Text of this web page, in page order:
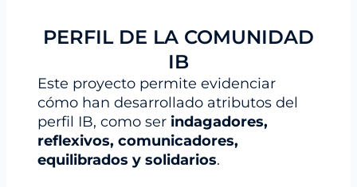
PERFIL DE LA COMUNIDAD
IB
Este proyecto permite evidenciar
cómo han desarrollado atributos del
perfil IB, como ser indagadores,
reflexivos, comunicadores,
equilibrados y solidarios.